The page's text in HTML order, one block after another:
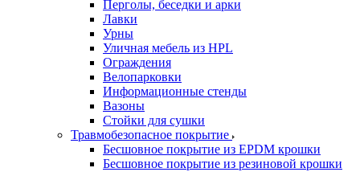
Перголы, беседки и арки
Лавки
Урны
Уличная мебель из HPL
Ограждения
Велопарковки
Информационные стенды
Вазоны
Стойки для сушки
Травмобезопасное покрытие
Бесшовное покрытие из EPDM крошки
Бесшовное покрытие из резиновой крошки